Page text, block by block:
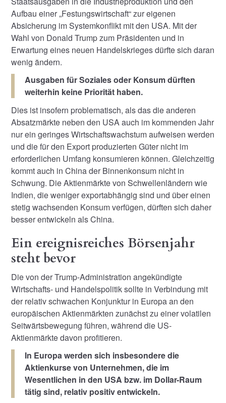
Aufbau einer „Festungswirtschaft“ zur eigenen
Absicherung im Systemkonflikt mit den USA. Mit der
Wahl von Donald Trump zum Präsidenten und in
Erwartung eines neuen Handelskrieges dürfte sich daran
wenig ändern.
Ausgaben für Soziales oder Konsum dürften
weiterhin keine Priorität haben.
Dies ist insofern problematisch, als das die anderen
Absatzmärkte neben den USA auch im kommenden Jahr
nur ein geringes Wirtschaftswachstum aufweisen werden
und die für den Export produzierten Güter nicht im
erforderlichen Umfang konsumieren können. Gleichzeitig
kommt auch in China der Binnenkonsum nicht in
Schwung. Die Aktienmärkte von Schwellenländern wie
Indien, die weniger exportabhängig sind und über einen
stetig wachsenden Konsum verfügen, dürften sich daher
besser entwickeln als China.
Ein ereignisreiches Börsenjahr
steht bevor
Die von der Trump-Administration angekündigte
Wirtschafts- und Handelspolitik sollte in Verbindung mit
der relativ schwachen Konjunktur in Europa an den
europäischen Aktienmärkten zunächst zu einer volatilen
Seitwärtsbewegung führen, während die US-
Aktienmärkte davon profitieren.
In Europa werden sich insbesondere die
Aktienkurse von Unternehmen, die im
Wesentlichen in den USA bzw. im Dollar-Raum
tätig sind, relativ positiv entwickeln.